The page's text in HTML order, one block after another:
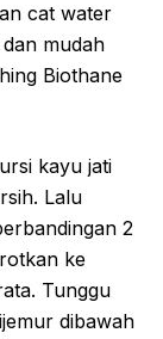
cat water
mudah
Biothane
kayu jati
Lalu
2
ke
Tunggu
dibawah